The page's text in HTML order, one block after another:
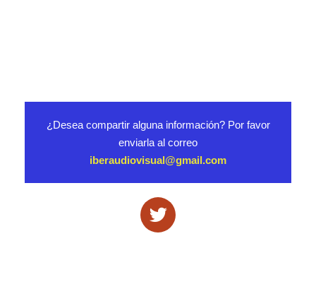
¿Desea compartir alguna información? Por favor
enviarla al correo
iberaudiovisual@gmail.com